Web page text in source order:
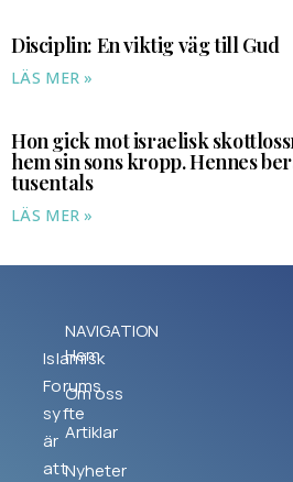
Disciplin: En viktig väg till Gud
LÄS MER »
Hon gick mot israelisk
hem sin sons kropp. Hennes
tusentals
LÄS MER »
Islamisk
Forums
syfte
är
att
NAVIGATION
Hem
Om oss
Artiklar
Nyheter